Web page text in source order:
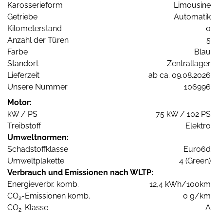
Karosserieform
Limousine
Getriebe
Automatik
Kilometerstand
0
Anzahl der Türen
5
Farbe
Blau
Standort
Zentrallager
Lieferzeit
ab ca. 09.08.2026
Unsere Nummer
106996
Motor:
kW / PS
75 kW / 102 PS
Treibstoff
Elektro
Umweltnormen:
Schadstoffklasse
Euro6d
Umweltplakette
4 (Green)
Verbrauch und Emissionen nach WLTP:
Energieverbr. komb.
12,4 kWh/100km
CO2-Emissionen komb.
0 g/km
CO2-Klasse A